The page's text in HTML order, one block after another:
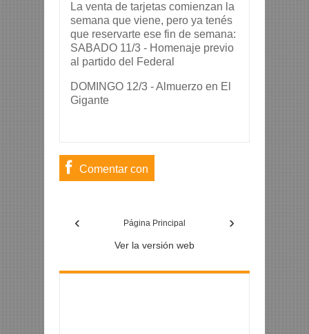
La venta de tarjetas comienzan la
semana que viene, pero ya tenés
que reservarte ese fin de semana:
SABADO 11/3 - Homenaje previo
al partido del Federal
DOMINGO 12/3 - Almuerzo en El
Gigante
Comentar con
Facebook
‹ ›
Página Principal
Ver la versión web